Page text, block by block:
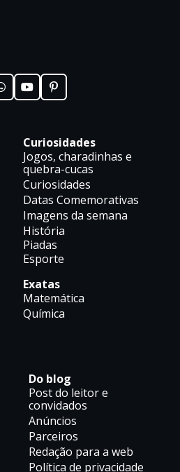
Curiosidades
Jogos, charadinhas e
quebra-cucas
Curiosidades
Datas Comemorativas
Imagens da semana
História
Piadas
Esporte
Exatas
Matemática
Química
Do blog
Post do leitor e
convidados
Anúncios
Parceiros
Redação para a web
Política de privacidade